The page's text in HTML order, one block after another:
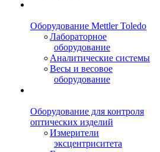
Оборудование Mettler Toledo
Лабораторное
оборудование
Аналитические системы
Весы и весовое
оборудование
Оборудование для контроля
оптических изделий
Измерители
эксцентриситета